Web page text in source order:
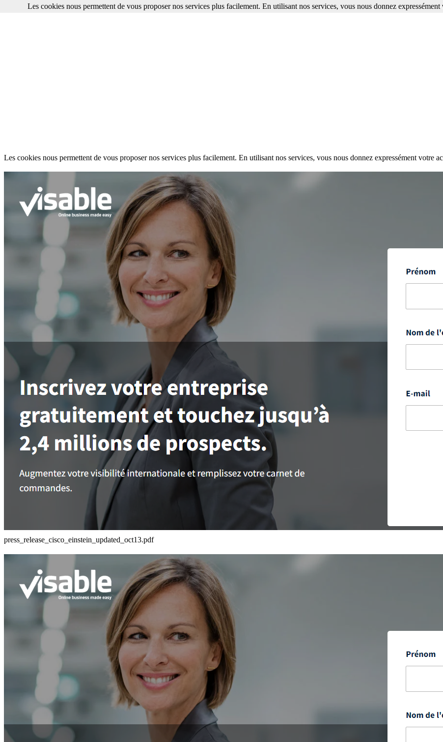
Les cookies nous permettent de vous proposer nos services plus facilement. En utilisant nos services, vous nous donnez expressément votre
press_release_cisco_einstein_updated_oct13.pdf
Les cookies nous permettent de vous proposer nos services plus facilement. En utilisant nos services, vous nous donnez